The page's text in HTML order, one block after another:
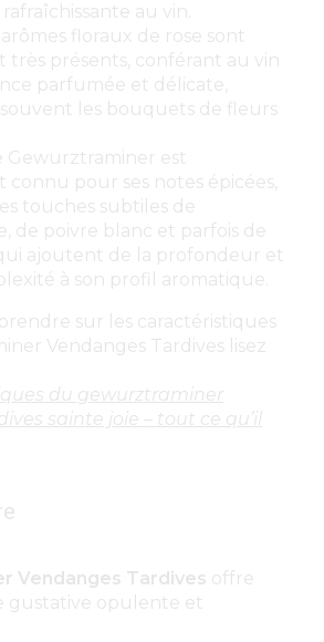
au vin.
arômes floraux de rose sont
très présents, conférant au vin
parfumée et délicate,
les bouquets de fleurs
Gewurztraminer est
connu pour ses notes épicées,
touches subtiles de
de poivre blanc et parfois de
ajoutent de la profondeur et
à son profil aromatique.
sur les caractéristiques
Vendanges Tardives lisez
du gewurztraminer
sainte joie – tout ce qu’il
Vendanges Tardives offre
gustative opulente et